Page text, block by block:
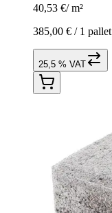
40,53 €/ m²
385,00 € / 1 pallet
25,5 % VAT